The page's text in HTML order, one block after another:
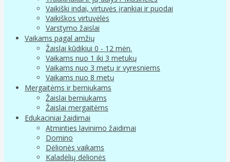
Vaikiški indai, virtuvės įrankiai ir puodai
Vaikiškos virtuvėlės
Varstymo žaislai
Vaikams pagal amžių
Žaislai kūdikiui 0 - 12 mėn.
Vaikams nuo 1 iki 3 metukų
Vaikams nuo 3 metų ir vyresniems
Vaikams nuo 8 metų
Mergaitėms ir berniukams
Žaislai berniukams
Žaislai mergaitėms
Edukaciniai žaidimai
Atminties lavinimo žaidimai
Domino
Dėlionės vaikams
Kaladėlių dėlionės